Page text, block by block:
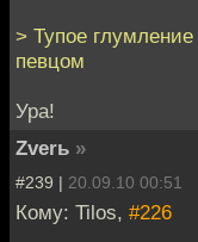
> Тупое
певцом
Ура!
Zverь »
#239 | 20.09.10 00:51
Кому: Tilos, #226